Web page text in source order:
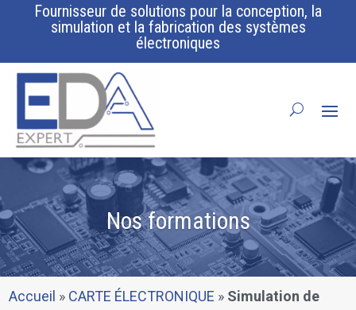
Fournisseur de solutions pour la conception, la
simulation et la fabrication des systèmes
électroniques
Nos formations
Accueil » CARTE ÉLECTRONIQUE » Simulation de